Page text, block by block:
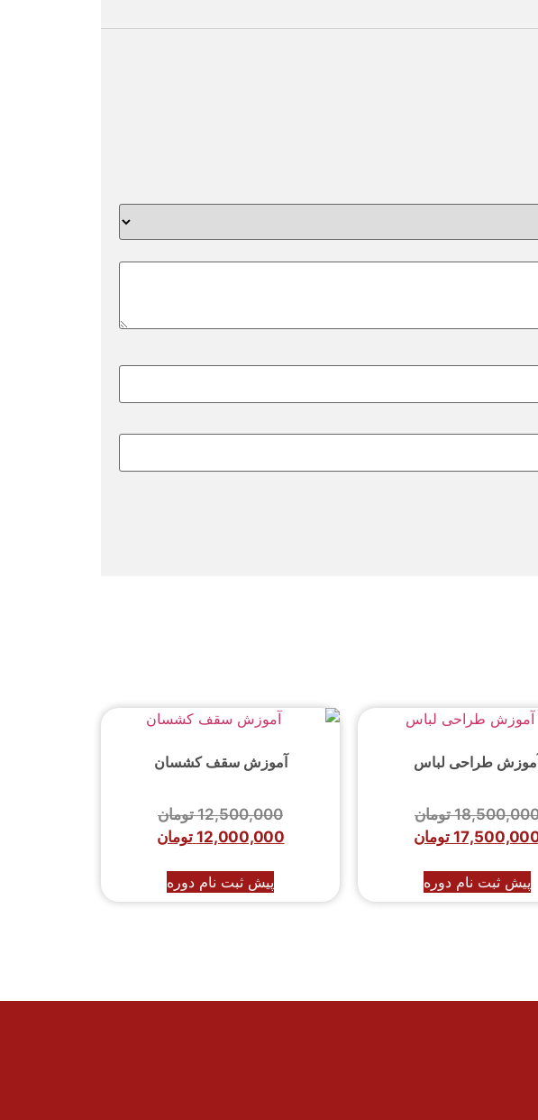
طراحی لباس
تومان
تومان
پیش ثبت نام دوره
آموزش سقف کشسان
12,500,000 تومان
12,000,000 تومان
پیش ثبت نام دوره